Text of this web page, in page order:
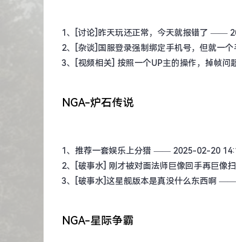
1、 [讨论]昨天玩还正常，今天就报错了 ——
2、
[杂谈]国服登录强制绑定手机号，但就一个
3、
[视频相关] 按照一个UP主的操作，掉帧问
NGA-炉石传说
1、 推荐一套娱乐上分猎 —— 2025-02-20
2、
[破事水] 刚才被对面法师巨像回手再巨像
3、
[破事水]这星舰版本是真没什么东西啊 ——
NGA-星际争霸